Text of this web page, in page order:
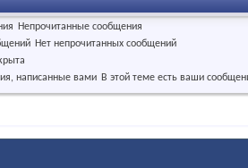
Непрочитанные сообщения
Нет непрочитанных сообщений
В этой теме есть ваши